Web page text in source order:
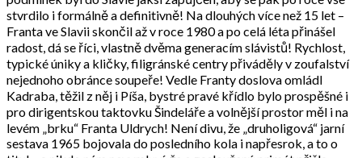
stvrdilo i formálně a definitivně! Na dlouhých více než 15 let –
Franta ve Slavii skončil až v roce 1980 a po celá léta přinášel
radost, dá se říci, vlastně dvěma generacím slávistů! Rychlost,
typické úniky a kličky, filigránské centry přiváděly v zoufalství
nejednoho obránce soupeře! Vedle Franty doslova omládl
Kadraba, těžil z něj i Píša, bystré pravé křídlo bylo prospěšné i
pro dirigentskou taktovku Šindeláře a volnější prostor měl i na
levém „brku“ Franta Uldrych! Není divu, že „druholigová“ jarní
sestava 1965 bojovala do posledního kola i napřesrok, a to o